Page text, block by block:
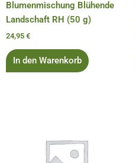
Blumenmischung Blühende
Landschaft RH (50 g)
24,95 €
In den Warenkorb